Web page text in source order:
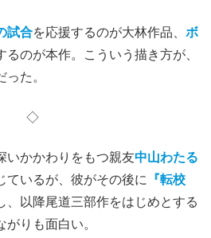
試合を応援するのが大林作品、 ボ
るのが本作。こういう描き方が、
た。
◇
いかかわりをもつ親友中山わたる
ているが、彼がその後に
『転校
、以降尾道三部作をはじめとする
がりも面白い。